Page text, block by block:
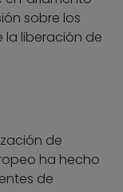
sobre los
la liberación de
de
ha hecho
de